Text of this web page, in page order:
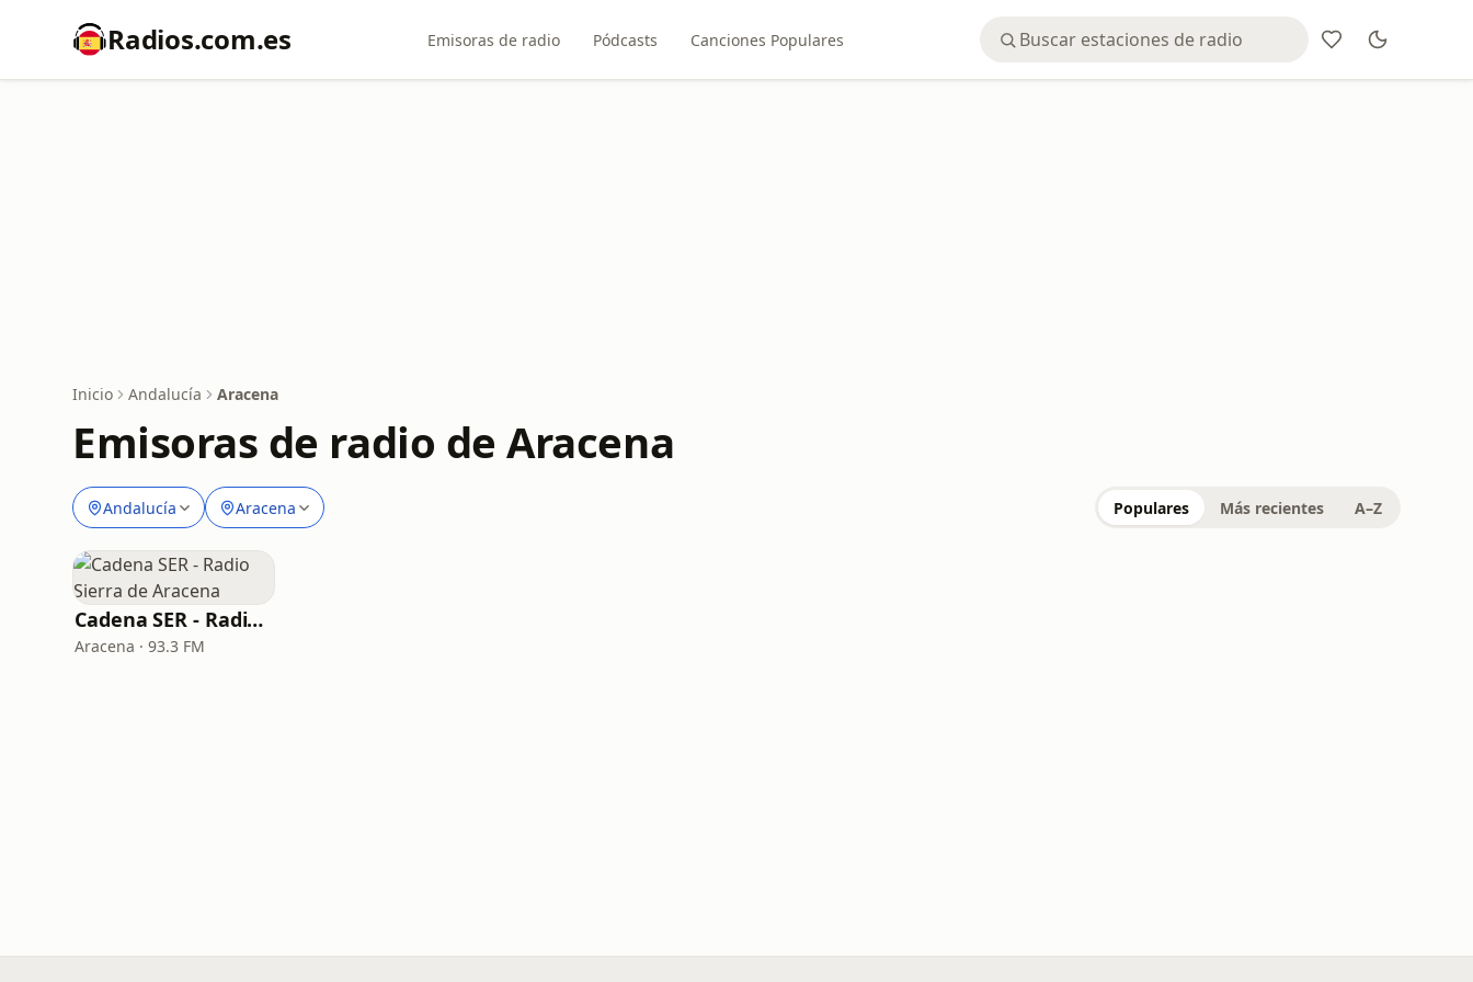
Radios.com.es Emisoras de radio Pódcasts Canciones Populares
Inicio Andalucía Aracena
Emisoras de radio de Aracena
Andalucía Aracena Populares Más recientes A–Z
Cadena SER - Radio Sierra de Aracena
Aracena · 93.3 FM